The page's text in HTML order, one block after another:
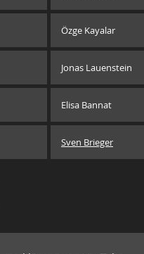
Özge Kayalar
Jonas Lauenstein
Elisa Bannat
Sven Brieger